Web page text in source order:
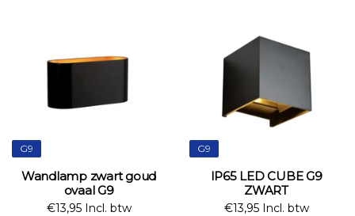
G9
Wandlamp zwart goud
ovaal G9
€13,95 Incl. btw
G9
IP65 LED CUBE G9
ZWART
€13,95 Incl. btw